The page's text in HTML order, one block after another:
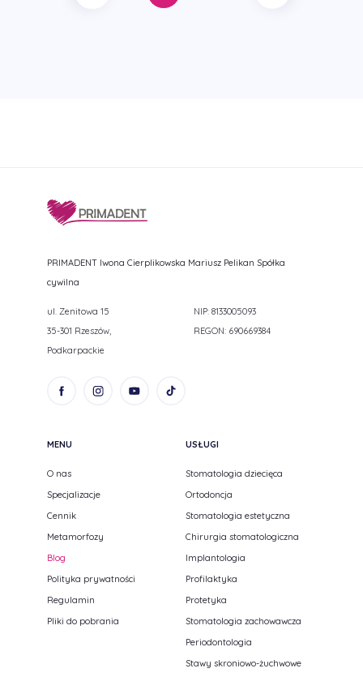
PRIMADENT Iwona Cierplikowska Mariusz Pelikan Spółka
cywilna
ul. Zenitowa 15
35-301 Rzeszów,
Podkarpackie
NIP: 8133005093
REGON: 690669384
MENU
O nas
Specjalizacje
Cennik
Metamorfozy
Blog
Polityka prywatności
Regulamin
Pliki do pobrania
USŁUGI
Stomatologia dziecięca
Ortodoncja
Stomatologia estetyczna
Chirurgia stomatologiczna
Implantologia
Profilaktyka
Protetyka
Stomatologia zachowawcza
Periodontologia
Stawy skroniowo-żuchwowe